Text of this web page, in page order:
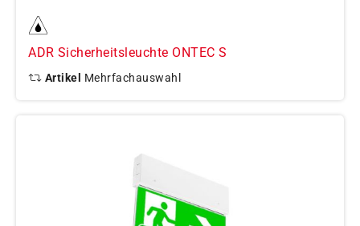
ADR Sicherheitsleuchte ONTEC S
Artikel Mehrfachauswahl